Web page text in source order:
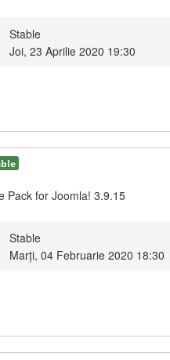
Stable
Joi, 23 Aprilie 2020 19:30
Pack for Joomla! 3.9.15
Stable
Marți, 04 Februarie 2020 18:30